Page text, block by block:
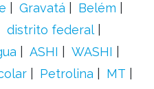
Gravatá
Belém
distrito federal
ASHI
WASHI
Petrolina
MT